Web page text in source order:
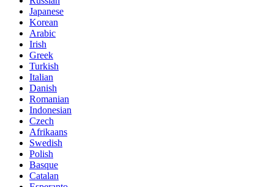
Japanese
Korean
Arabic
Irish
Greek
Turkish
Italian
Danish
Romanian
Indonesian
Czech
Afrikaans
Swedish
Polish
Basque
Catalan